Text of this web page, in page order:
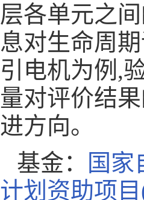
层各单元之
息对生命周
引电机为例 ,
量对评价结
进方向。
基金：
国家
计划资助项目